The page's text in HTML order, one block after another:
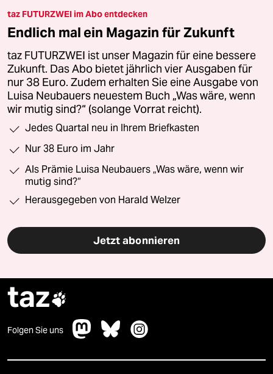
taz FUTURZWEI im Abo entdecken
Endlich mal ein Magazin für Zukunft
taz FUTURZWEI ist unser Magazin für eine bessere
Zukunft. Das Abo bietet jährlich vier Ausgaben für
nur 38 Euro. Zudem erhalten Sie eine Ausgabe von
Luisa Neubauers neuestem Buch „Was wäre, wenn
wir mutig sind?“ (solange Vorrat reicht).
Jedes Quartal neu in Ihrem Briefkasten
Nur 38 Euro im Jahr
Als Prämie Luisa Neubauers „Was wäre, wenn wir
mutig sind?“
Herausgegeben von Harald Welzer
Jetzt abonnieren
taz
Folgen Sie uns